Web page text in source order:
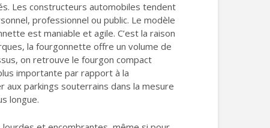
Les constructeurs automobiles tendent
professionnel ou public. Le modèle
est maniable et agile. C’est la raison
la fourgonnette offre un volume de
on retrouve le fourgon compact
importante par rapport à la
aux parkings souterrains dans la mesure
longue.